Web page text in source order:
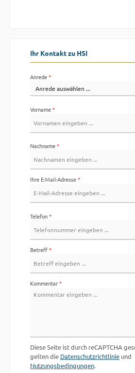
Ihr Kontakt zu HSI
Anrede*
Vorname*
Nachname*
Ihre E-Mail-Adresse*
Telefon*
Betreff*
Kommentar*
Diese Seite ist durch reCAPTCHA
gelten die Datenschutzrichtlinie und
Nutzungsbedingungen.